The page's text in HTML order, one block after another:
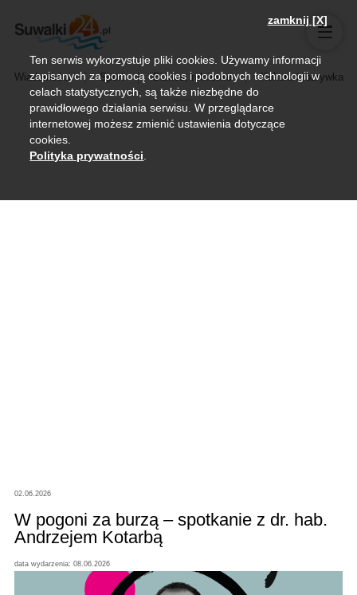
Wiadomości Sport Biznes, rolnictwo Kultura i rozrywka
02.06.2026
W pogoni za burzą – spotkanie z dr. hab.
Andrzejem Kotarbą
data wydarzenia: 08.06.2026
zamknij [X]
Ten serwis wykorzystuje pliki cookies. Używamy informacji
zapisanych za pomocą cookies i podobnych technologii w
celach statystycznych, są także niezbędne do
prawidłowego działania serwisu. W przeglądarce
internetowej możesz zmienić ustawienia dotyczące
cookies.
Polityka prywatności